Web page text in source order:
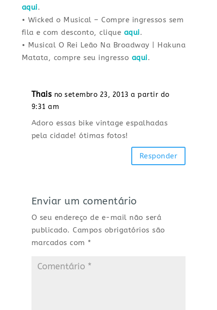
aqui.
• Wicked o Musical – Compre ingressos sem
fila e com desconto, clique aqui.
• Musical O Rei Leão Na Broadway | Hakuna
Matata, compre seu ingresso aqui.
Thais no setembro 23, 2013 a partir do
9:31 am
Adoro essas bike vintage espalhadas
pela cidade! ótimas fotos!
Responder
Enviar um comentário
O seu endereço de e-mail não será
publicado. Campos obrigatórios são
marcados com *